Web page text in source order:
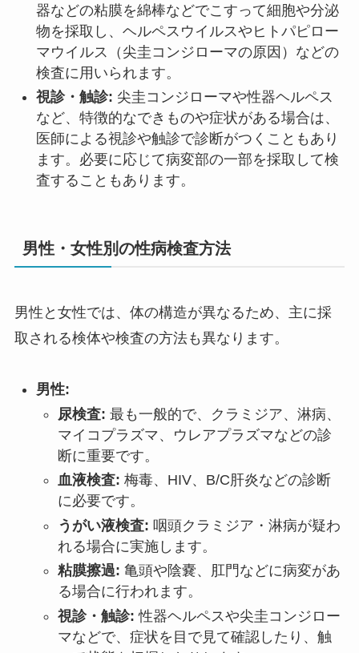
器などの粘膜を綿棒などでこすって細胞や分泌
物を採取し、ヘルペスウイルスやヒトパピロー
マウイルス（尖圭コンジローマの原因）などの
検査に用いられます。
視診・触診: 尖圭コンジローマや性器ヘルペス
など、特徴的なできものや症状がある場合は、
医師による視診や触診で診断がつくこともあり
ます。必要に応じて病変部の一部を採取して検
査することもあります。
男性・女性別の性病検査方法
男性と女性では、体の構造が異なるため、主に採
取される検体や検査の方法も異なります。
男性:
尿検査: 最も一般的で、クラミジア、淋病、
マイコプラズマ、ウレアプラズマなどの診
断に重要です。
血液検査: 梅毒、HIV、B/C肝炎などの診断
に必要です。
うがい液検査: 咽頭クラミジア・淋病が疑わ
れる場合に実施します。
粘膜擦過: 亀頭や陰嚢、肛門などに病変があ
る場合に行われます。
視診・触診: 性器ヘルペスや尖圭コンジロー
マなどで、症状を目で見て確認したり、触